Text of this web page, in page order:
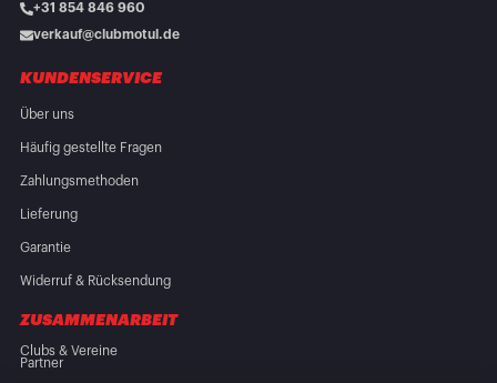
+31 854 846 960
verkauf@clubmotul.de
KUNDENSERVICE
Über uns
Häufig gestellte Fragen
Zahlungsmethoden
Lieferung
Garantie
Widerruf & Rücksendung
ZUSAMMENARBEIT
Clubs & Vereine
Partner